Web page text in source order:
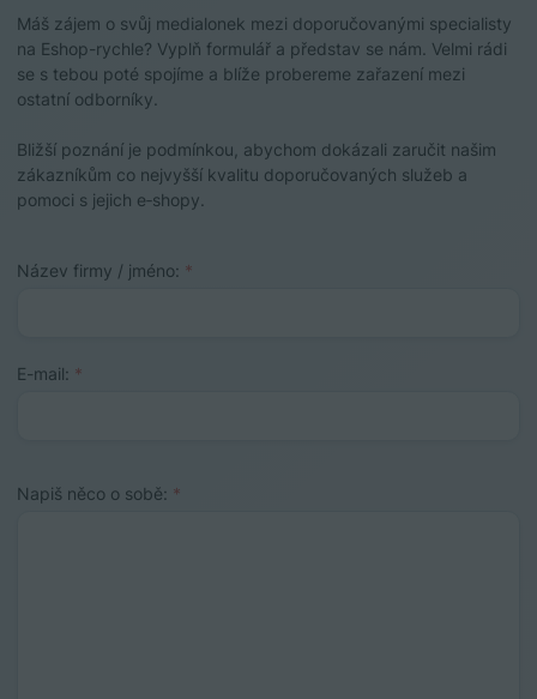
Máš zájem o svůj medialonek mezi doporučovanými specialisty
na Eshop-rychle? Vyplň formulář a představ se nám. Velmi rádi
se s tebou poté spojíme a blíže probereme zařazení mezi
ostatní odborníky.
Bližší poznání je podmínkou, abychom dokázali zaručit našim
zákazníkům co nejvyšší kvalitu doporučovaných služeb a
pomoci s jejich e‑shopy.
Název firmy / jméno: *
E-mail: *
Napiš něco o sobě: *